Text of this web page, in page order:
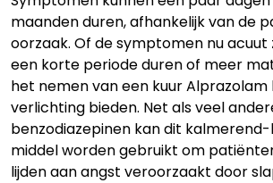
maanden duren, afhankelijk van de
oorzaak. Of de symptomen nu acuut
een korte periode duren of meer
het nemen van een kuur
verlichting bieden. Net als veel
benzodiazepinen kan dit
middel worden gebruikt om
lijden aan angst veroorzaakt door